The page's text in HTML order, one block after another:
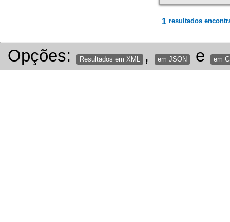
1 resultados
Opções: Resultados em XML , em JSON e em